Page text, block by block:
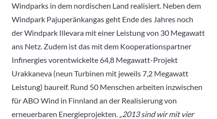
Windparks in dem nordischen Land realisiert. Neben dem
Windpark Pajuperänkangas geht Ende des Jahres noch
der Windpark Illevara mit einer Leistung von 30 Megawatt
ans Netz. Zudem ist das mit dem Kooperationspartner
Infinergies vorentwickelte 64,8 Megawatt-Projekt
Urakkaneva (neun Turbinen mit jeweils 7,2 Megawatt
Leistung) baureif. Rund 50 Menschen arbeiten inzwischen
für ABO Wind in Finnland an der Realisierung von
erneuerbaren Energieprojekten. „2013 sind wir mit vier